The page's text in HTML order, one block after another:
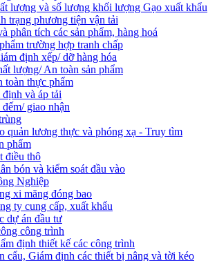
lượng và số lượng khối lượng Gạo xuất khẩu
trạng phương tiện vận tải
phân tích các sản phẩm, hàng hoá
trường hợp tranh chấp
định xếp/ dỡ hàng hóa
lượng/ An toàn sản phẩm
toàn thực phẩm
và áp tải
giao nhận
quản lương thực và phóng xạ - Truy tìm
phẩm
điều thô
bón và kiểm soát đầu vào
Nghiệp
xi măng đóng bao
ty cung cấp, xuất khẩu
dự án đầu tư
công trình
định thiết kế các công trình
cẩu, Giám định các thiết bị nâng và tời kéo